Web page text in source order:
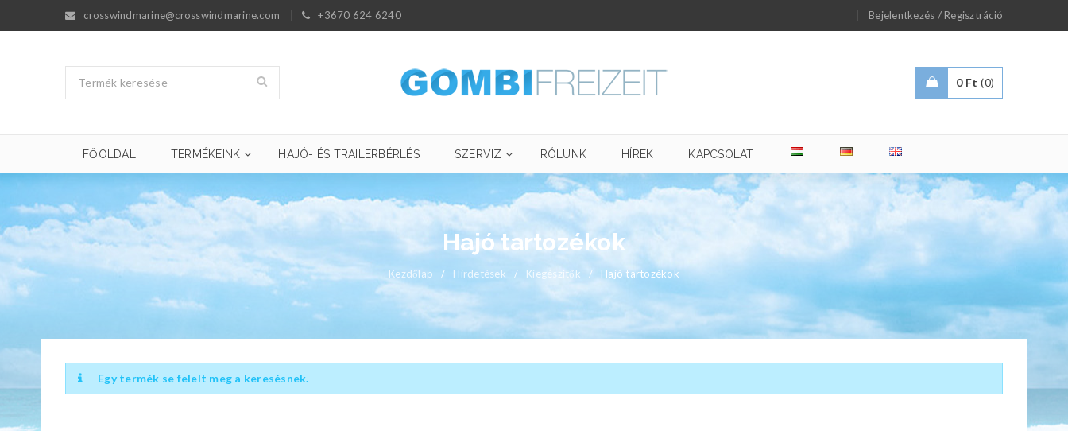
crosswindmarine@crosswindmarine.com +3670 624 6240 Bejelentkezés / Regisztráció
0 Ft 0
FŐOLDAL TERMÉKEINK HAJÓ- ÉS TRAILERBÉRLÉS SZERVIZ RÓLUNK HÍREK KAPCSOLAT
Hajó tartozékok
Kezdőlap / Hirdetések / Kiegészítők / Hajó tartozékok
Egy termék se felelt meg a keresésnek.